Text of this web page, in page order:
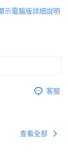
示電腦版詳細說明
客服
查看全部